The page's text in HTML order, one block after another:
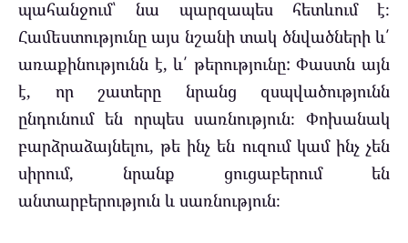
պահանջում՝ նա պարզապես հետևում է։
Համեստությունը այս նշանի տակ ծնվածների և՛
առաքինությունն է, և՛ թերությունը: Փաստն այն
է, որ շատերը նրանց զսպվածությունն
ընդունում են որպես սառնություն։ Փոխանակ
բարձրաձայնելու, թե ինչ են ուզում կամ ինչ չեն
սիրում, նրանք ցուցաբերում են
անտարբերություն և սառնություն։